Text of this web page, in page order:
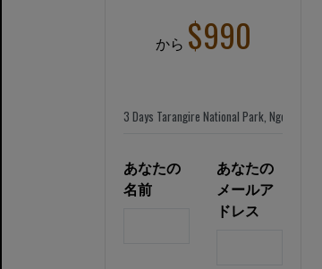
から $990
あなたの
名前
あなたの
メールア
ドレス